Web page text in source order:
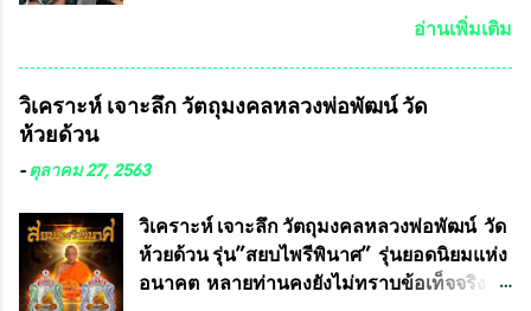
เดช ทนายความชื่อดัง ได้โพสต์ข้อความใน
อาจารย์อ๊อด อาจารย์ประจำภาควิชาเคมี
มหาวิทยาลัยเกษตรศาสตร์ และทีมงานนักวิจัย
ทหาร ( หน้ากากหนุมาน ) ซึ่งทีมงานนักวิจัย
ของอาจารย์อ๊อด เล็งเห็นว่า หน้ากากป้องกัน
สารพิษทางทหาร ถ้าสามารถผลิตได้ใน
อ่านเพิ่มเติม
วิเคราะห์ เจาะลึก วัตถุมงคลหลวงพ่อพัฒน์ วัด
ห้วยด้วน
-ตุลาคม 27, 2563
วิเคราะห์ เจาะลึก วัตถุมงคลหลวงพ่อพัฒน์ วัด
ห้วยด้วน รุ่น”สยบไพรีพินาศ” รุ่นยอดนิยมแห่ง
อนาคต หลายท่านคงยังไม่ทราบข้อเท็จจริงว่า